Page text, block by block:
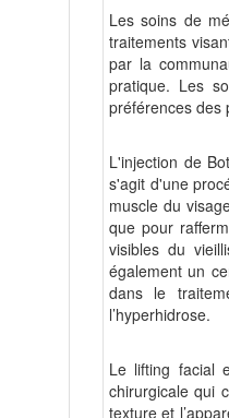
Les soins de
traitements
par la
pratique. Les
préférences des
L'injection de
s'agit d'une
muscle du
que pour
visibles du
également un
dans le
l’hyperhidrose.
Le lifting facial
chirurgicale qui
texture et